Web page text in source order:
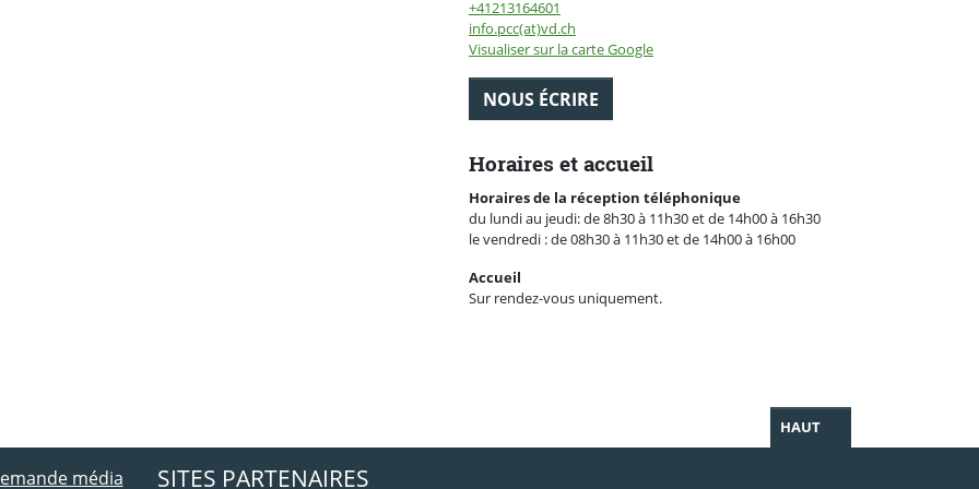
+41213164601
info.pcc(at)vd.ch
Visualiser sur la carte Google
NOUS ÉCRIRE
Horaires et accueil
Horaires de la réception téléphonique
du lundi au jeudi: de 8h30 à 11h30 et de 14h00 à 16h30
le vendredi : de 08h30 à 11h30 et de 14h00 à 16h00
Accueil
Sur rendez-vous uniquement.
HAUT
média SITES PARTENAIRES